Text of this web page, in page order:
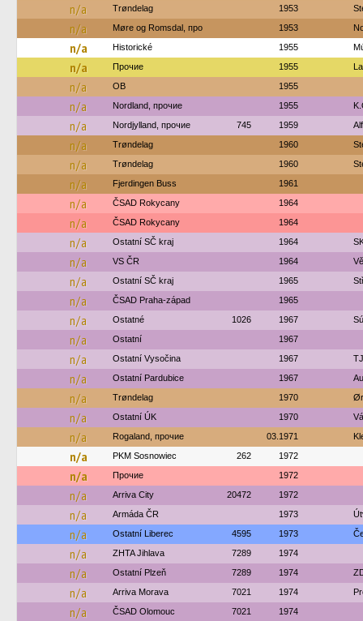
n/a Trøndelag 1953
n/a Møre og Romsdal, про 1953
n/a Historické 1955
n/a Прочие 1955
n/a OB 1955
n/a Nordland, прочие 1955
n/a Nordjylland, прочие 745 1959
n/a Trøndelag 1960
n/a Trøndelag 1960
n/a Fjerdingen Buss 1961
n/a ČSAD Rokycany 1964
n/a ČSAD Rokycany 1964
n/a Ostatní SČ kraj 1964
n/a VS ČR 1964
n/a Ostatní SČ kraj 1965
n/a ČSAD Praha-západ 1965
n/a Ostatné 1026 1967
n/a Ostatní 1967
n/a Ostatní Vysočina 1967
n/a Ostatní Pardubice 1967
n/a Trøndelag 1970
n/a Ostatní ÚK 1970
n/a Rogaland, прочие 03.1971
n/a PKM Sosnowiec 262 1972
n/a Прочие 1972
n/a Arriva City 20472 1972
n/a Armáda ČR 1973
n/a Ostatní Liberec 4595 1973
n/a ZHTA Jihlava 7289 1974
n/a Ostatní Plzeň 7289 1974
n/a Arriva Morava 7021 1974
n/a ČSAD Olomouc 7021 1974